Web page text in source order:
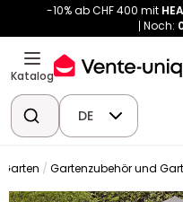
-10% ab CHF 400 mit
Noch:
Katalog
DE
Garten Gartenzubehör und